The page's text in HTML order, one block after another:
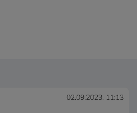
02.09.2023, 11:13